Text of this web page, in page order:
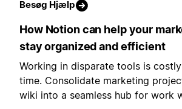
Besøg Hjælp
How Notion can help your
stay organized and efficient
Working in disparate tools is
time. Consolidate marketing
wiki into a seamless hub for work